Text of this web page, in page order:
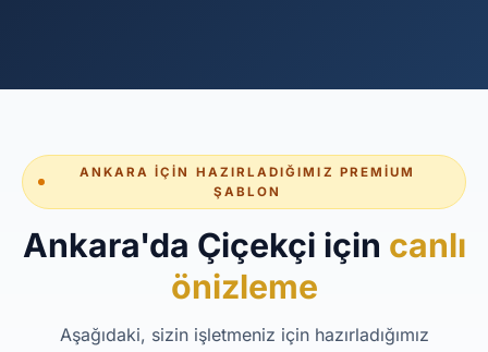
ANKARA İÇIN HAZIRLADIĞIMIZ PREMIUM
ŞABLON
Ankara'da Çiçekçi için canlı
önizleme
Aşağıdaki, sizin işletmeniz için hazırladığımız